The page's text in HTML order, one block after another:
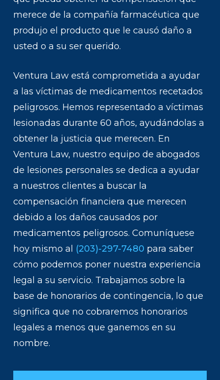
merece de la compañía farmacéutica que
produjo el producto que le causó daño a
usted o a su ser querido.
Ventura Law está comprometida a ayudar
a las víctimas de medicamentos recetados
peligrosos. Hemos representado a víctimas
lesionadas durante 60 años, ayudándolas a
obtener la justicia que merecen. En
Ventura Law, nuestro equipo de abogados
de lesiones personales se dedica a ayudar
a nuestros clientes a buscar la
compensación financiera que merecen
debido a los daños causados por
medicamentos peligrosos. Comuníquese
hoy mismo al (203)-297-7480 para saber
cómo podemos poner nuestra experiencia
legal a su servicio. Trabajamos sobre la
base de honorarios de contingencia, lo que
significa que no cobraremos honorarios
legales a menos que ganemos en su
nombre.